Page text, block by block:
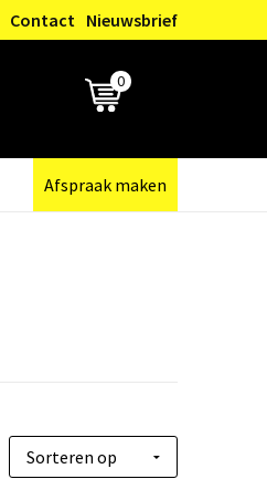
Contact Nieuwsbrief
0
Afspraak maken